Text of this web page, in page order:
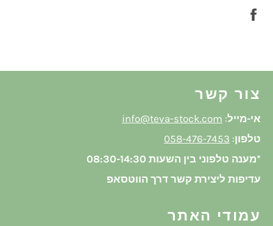
צור קשר
אי-מייל:
info@teva-stock.com
טלפון:
058-476-7453
*מענה טלפוני בין השעות 08:30-14:30
עדיפות ליצירת קשר דרך הווטסאפ
עמודי האתר